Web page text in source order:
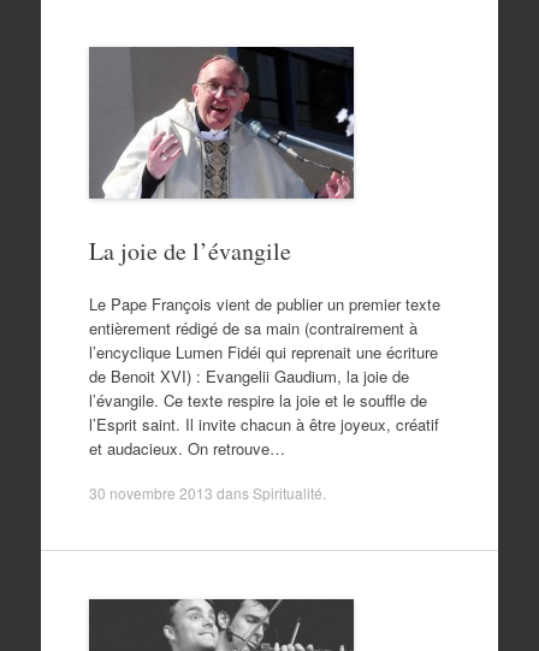
La joie de l’évangile
Le Pape François vient de publier un premier texte
entièrement rédigé de sa main (contrairement à
l’encyclique Lumen Fidéi qui reprenait une écriture
de Benoit XVI) : Evangelii Gaudium, la joie de
l’évangile. Ce texte respire la joie et le souffle de
l’Esprit saint. Il invite chacun à être joyeux, créatif
et audacieux. On retrouve…
30 novembre 2013 dansSpiritualité